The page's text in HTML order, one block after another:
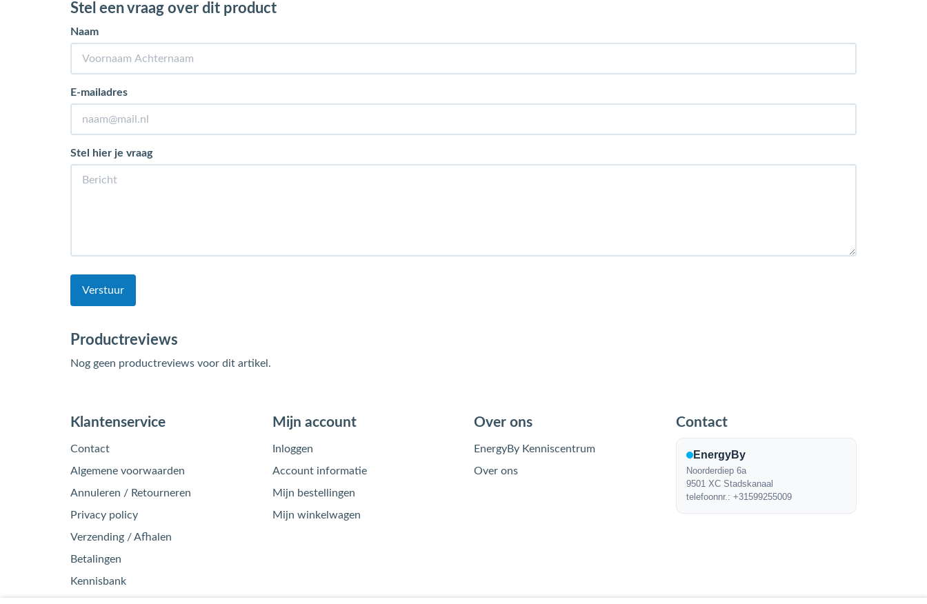
Stel een vraag over dit product
Naam
E-mailadres
Stel hier je vraag
Verstuur
Productreviews
Nog geen productreviews voor dit artikel.
Klantenservice
Contact
Algemene voorwaarden
Annuleren / Retourneren
Privacy policy
Verzending / Afhalen
Betalingen
Kennisbank
Mijn account
Inloggen
Account informatie
Mijn bestellingen
Mijn winkelwagen
Over ons
EnergyBy Kenniscentrum
Over ons
Contact
EnergyBy
Noorderdiep 6a
9501 XC Stadskanaal
telefoonnr.: +31599255009